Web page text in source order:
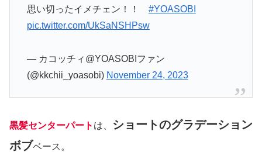
思い切ったイメチェン！！ #YOASOBI
pic.twitter.com/UkSaNSHPsw
— カコッチィ@YOASOBIファン
(@kkchii_yoasobi) November 24, 2023
黒髪センターパート は、
ショートのグラデーション
ボブベース。